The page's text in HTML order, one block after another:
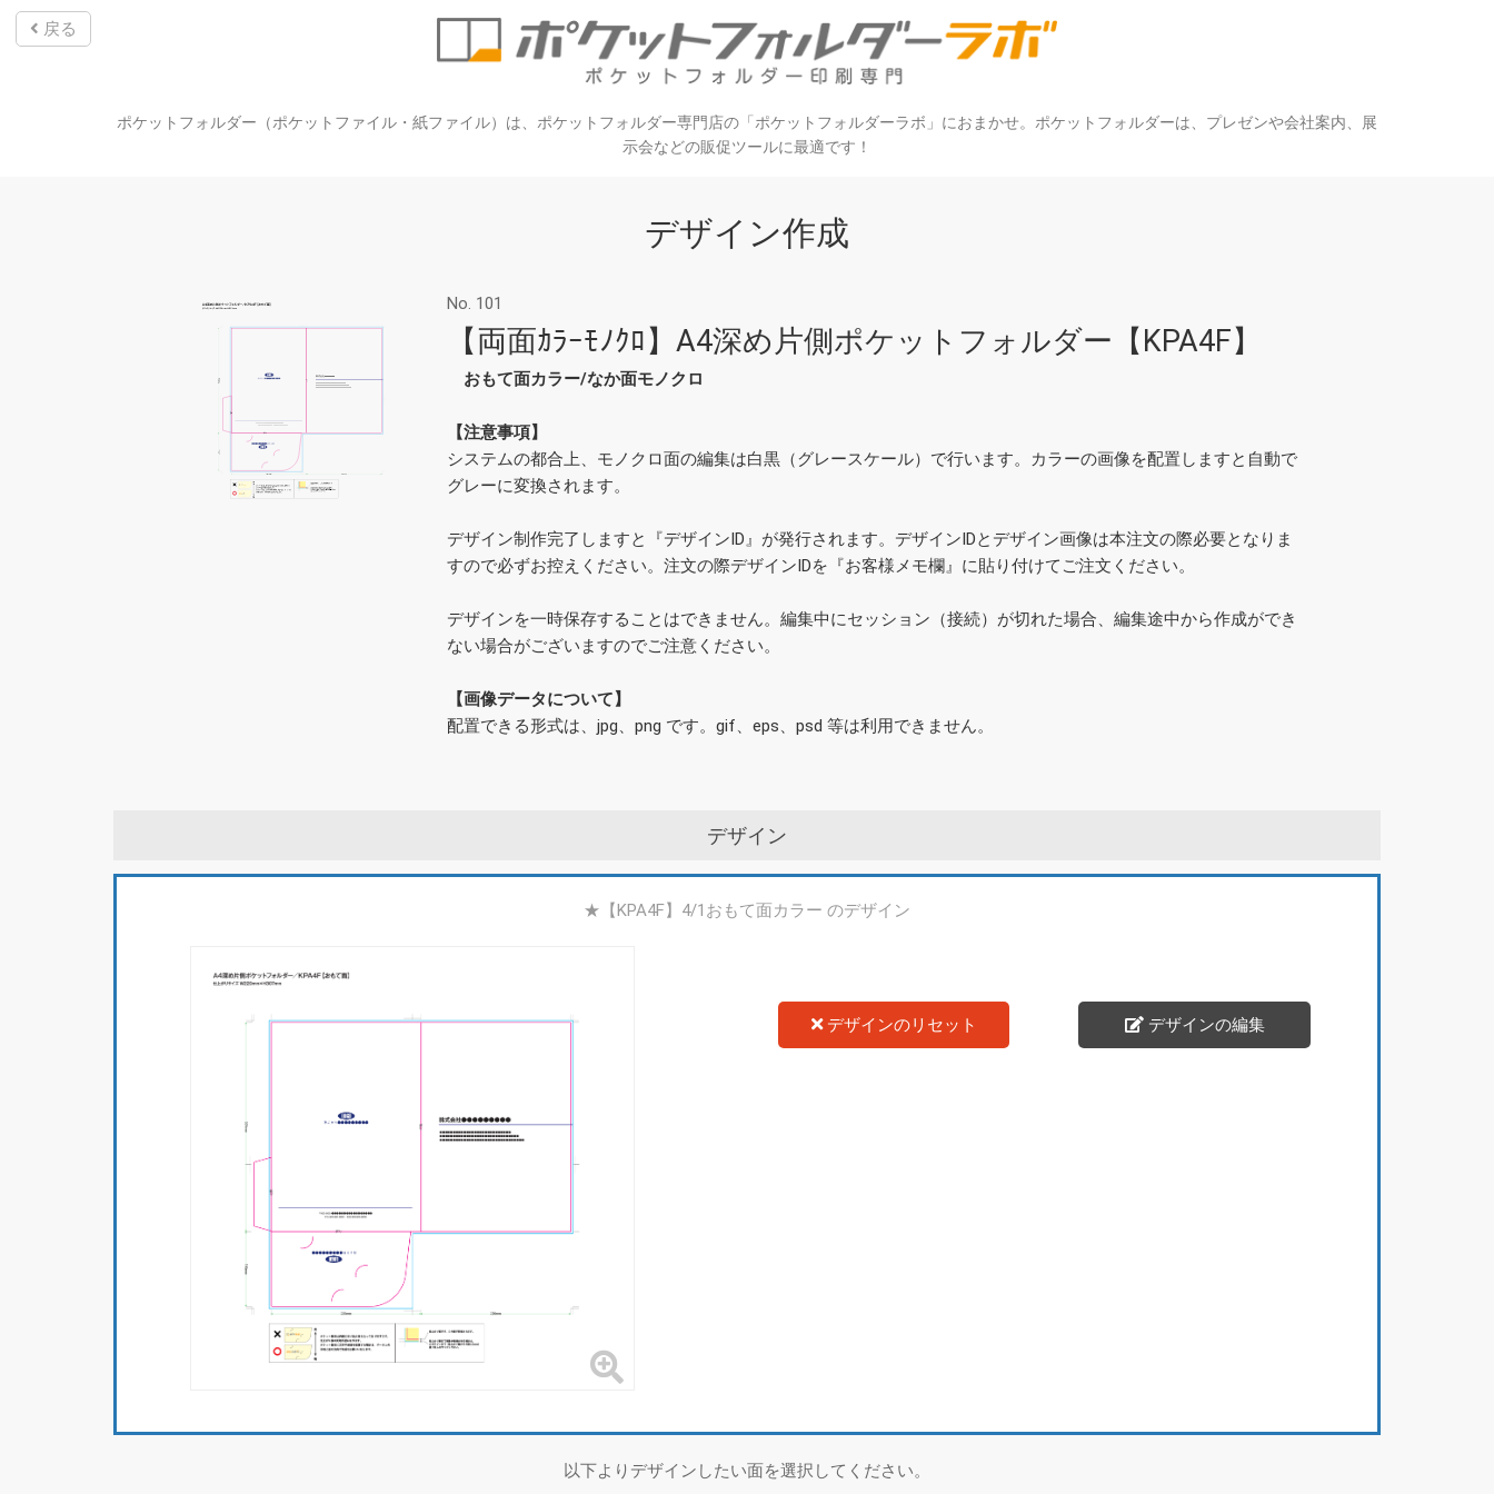
戻る
ポケットフォルダー（ポケットファイル・紙ファイル）は、ポケットフォルダー専門店の「ポケットフォルダーラボ」におまかせ。ポケットフォルダーは、プレゼンや会社案内、展
示会などの販促ツールに最適です！
デザイン作成
No. 101
【両面ｶﾗｰﾓﾉｸﾛ】A4深め片側ポケットフォルダー【KPA4F】
おもて面カラー/なか面モノクロ
【注意事項】
システムの都合上、モノクロ面の編集は白黒（グレースケール）で行います。カラーの画像を配置しますと自動で
グレーに変換されます。
デザイン制作完了しますと『デザインID』が発行されます。デザインIDとデザイン画像は本注文の際必要となりま
すので必ずお控えください。注文の際デザインIDを『お客様メモ欄』に貼り付けてご注文ください。
デザインを一時保存することはできません。編集中にセッション（接続）が切れた場合、編集途中から作成ができ
ない場合がございますのでご注意ください。
【画像データについて】
配置できる形式は、jpg、png です。gif、eps、psd 等は利用できません。
デザイン
★【KPA4F】4/1おもて面カラー のデザイン
デザインのリセット デザインの編集
以下よりデザインしたい面を選択してください。